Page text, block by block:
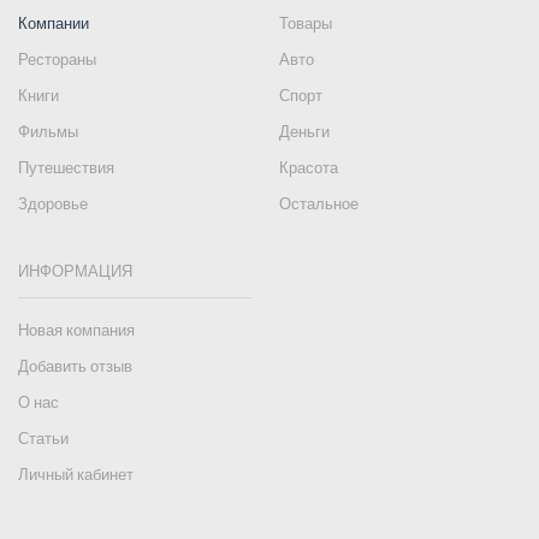
Компании
Товары
Рестораны
Авто
Книги
Спорт
Фильмы
Деньги
Путешествия
Красота
Здоровье
Остальное
ИНФОРМАЦИЯ
Новая компания
Добавить отзыв
О нас
Статьи
Личный кабинет